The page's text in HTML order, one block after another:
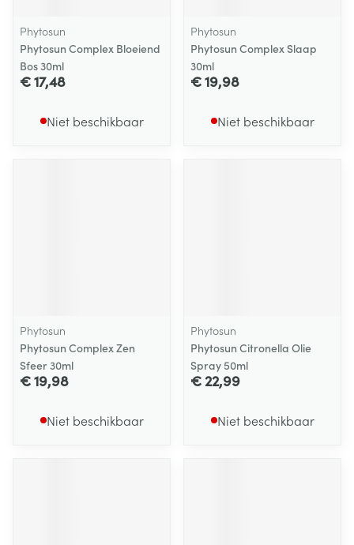
Phytosun
Phytosun Complex Bloeiend
Bos 30ml
€ 17,48
Niet beschikbaar
Phytosun
Phytosun Complex Slaap
30ml
€ 19,98
Niet beschikbaar
Phytosun
Phytosun Complex Zen
Sfeer 30ml
€ 19,98
Niet beschikbaar
Phytosun
Phytosun Citronella Olie
Spray 50ml
€ 22,99
Niet beschikbaar